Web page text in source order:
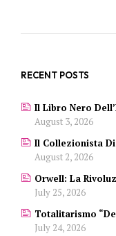
RECENT POSTS
Il Libro Nero
August 3, 2026
Il Collezionista
August 2, 2026
Orwell: La
July 25, 2026
Totalitarismo
July 24, 2026